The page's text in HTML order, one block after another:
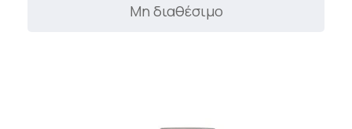
Μη διαθέσιμο